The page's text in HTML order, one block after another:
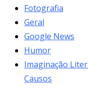
Fotografia
Geral
Google News
Humor
Imaginação
Causos